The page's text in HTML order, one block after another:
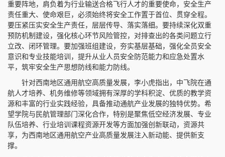
重要阵地，肩负着为行业输送合格飞行人才的重要使命，安全生产
责任重大、使命艰巨，必须始终将安全工作置于首位、贯穿全程。
要压紧压实安全生产责任，层层传导、落实落细。要持续深化双重
预防机制建设，强化核心环节风险管控，对排查出的各类问题立行
立改、闭环管理。要加强班组建设，夯实基层基础，强化全员安全
意识和专业技能培训，提升从业人员安全防范能力和应急处置水
平，筑牢安全生产思想防线和能力防线。
针对西南地区通用航空高质量发展，李小虎指出，中飞院在通
航人才培养、机务维修等领域拥有深厚的学科积淀、优质的教学资
源和丰富的行业实践经验，具备推动通航产业发展的独特优势。希
望学院与民航管理部门深化合作，特别是聚焦低空经济发展、专业
队伍培养、行业培训课程资源开发等方面加强创新联动，资源共
享，为西南地区通用航空产业高质量发展注入新动能、提供新支
撑。